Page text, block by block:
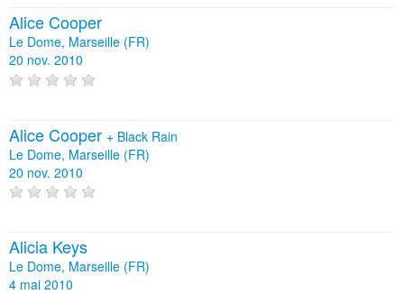
Alice Cooper
Le Dome, Marseille (FR)
20 nov. 2010
Alice Cooper + Black Rain
Le Dome, Marseille (FR)
20 nov. 2010
Alicia Keys
Le Dome, Marseille (FR)
4 mai 2010